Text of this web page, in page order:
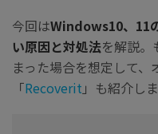
今回はWindows10、11
い原因と対処法を解説。
まった場合を想定して
「Recoverit 」も紹介しま